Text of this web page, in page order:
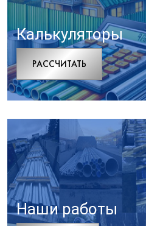
Калькуляторы
РАCСЧИТАТЬ
Наши работы